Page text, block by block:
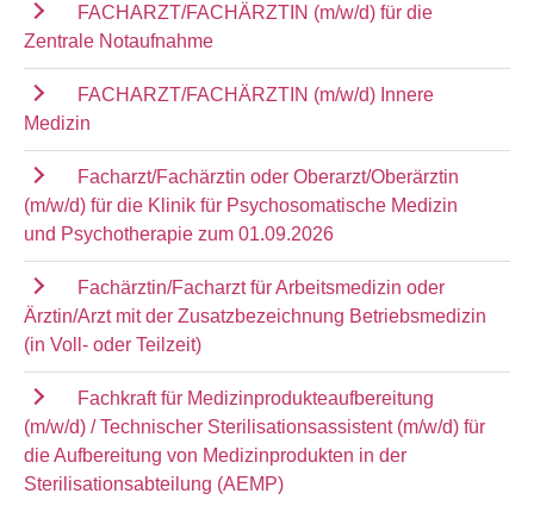
FACHARZT/FACHÄRZTIN (m/w/d) für die
Zentrale Notaufnahme
FACHARZT/FACHÄRZTIN (m/w/d) Innere
Medizin
Facharzt/Fachärztin oder Oberarzt/Oberärztin
(m/w/d) für die Klinik für Psychosomatische Medizin
und Psychotherapie zum 01.09.2026
Fachärztin/Facharzt für Arbeitsmedizin oder
Ärztin/Arzt mit der Zusatzbezeichnung Betriebsmedizin
(in Voll- oder Teilzeit)
Fachkraft für Medizinprodukteaufbereitung
(m/w/d) / Technischer Sterilisationsassistent (m/w/d) für
die Aufbereitung von Medizinprodukten in der
Sterilisationsabteilung (AEMP)